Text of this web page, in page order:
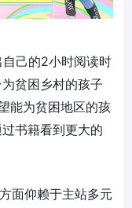
己的2小时阅读时
贫困乡村的孩子
能为贫困地区的孩
书籍看到更大的
面仰赖于主站多元